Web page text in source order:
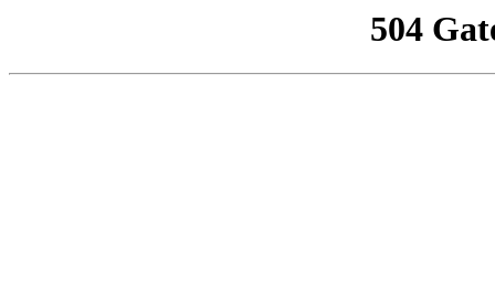
504